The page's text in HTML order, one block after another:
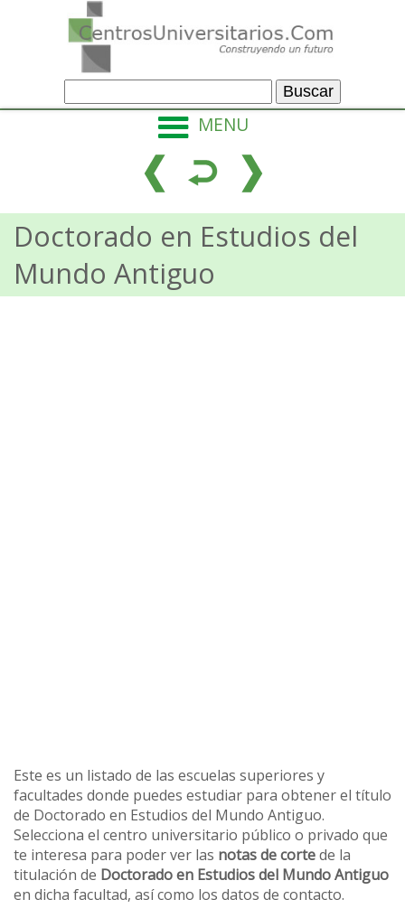
MENU
Doctorado en Estudios del
Mundo Antiguo
Este es un listado de las escuelas superiores y
facultades donde puedes estudiar para obtener el título
de Doctorado en Estudios del Mundo Antiguo.
Selecciona el centro universitario público o privado que
te interesa para poder ver las notas de cortede la
titulación de Doctorado en Estudios del Mundo Antiguo
en dicha facultad, así como los datos de contacto.